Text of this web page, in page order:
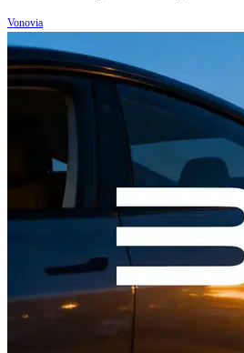
Vonovia